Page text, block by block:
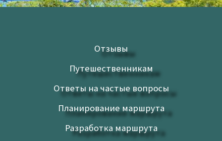
Отзывы
Путешественникам
Ответы на частые вопросы
Планирование маршрута
Разработка маршрута